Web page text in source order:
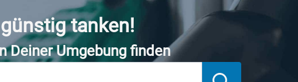
tanken!
Deiner Umgebung finden